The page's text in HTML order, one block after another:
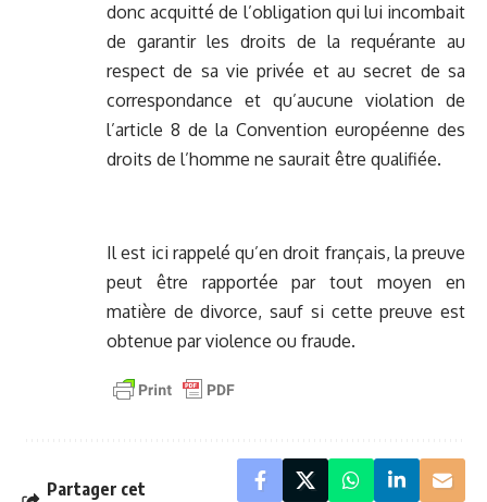
donc acquitté de l’obligation qui lui incombait
de garantir les droits de la requérante au
respect de sa vie privée et au secret de sa
correspondance et qu’aucune violation de
l’article 8 de la Convention européenne des
droits de l’homme ne saurait être qualifiée.
Il est ici rappelé qu’en droit français, la preuve
peut être rapportée par tout moyen en
matière de divorce, sauf si cette preuve est
obtenue par violence ou fraude.
Partager cet